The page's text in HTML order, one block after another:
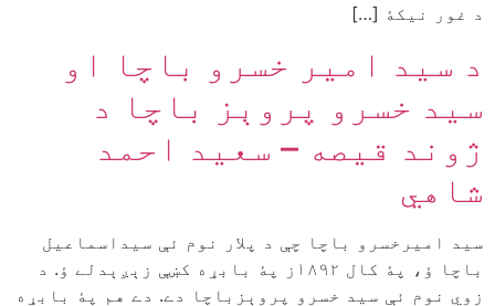
د غور نيکۀ […]
د سيد امير خسرو باچا او
سيد خسرو پروېز باچا د
ژوند قيصه – سعيد احمد
شاهي
سيد اميرخسرو باچا چې د پلار نوم ئې سيداسماعيل
باچا ؤ، پۀ کال ١٨٩٢ز پۀ بابړه کښې زېږېدلے ؤ. د
زوي نوم ئې سيد خسرو پروېزباچا دے. دے هم پۀ بابړه